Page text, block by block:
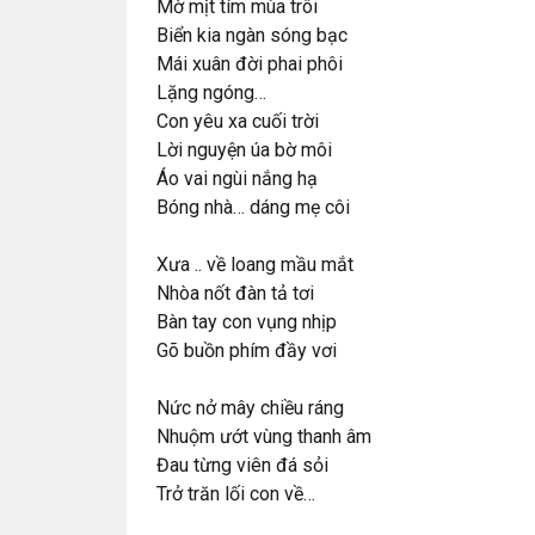
Mờ mịt tím mùa trôi
Biển kia ngàn sóng bạc
Mái xuân đời phai phôi
Lặng ngóng…
Con yêu xa cuối trời
Lời nguyện úa bờ môi
Áo vai ngùi nắng hạ
Bóng nhà… dáng mẹ côi
Xưa .. về loang mầu mắt
Nhòa nốt đàn tả tơi
Bàn tay con vụng nhịp
Gõ buồn phím đầy vơi
Nức nở mây chiều ráng
Nhuộm ướt vùng thanh âm
Đau từng viên đá sỏi
Trở trăn lối con về…